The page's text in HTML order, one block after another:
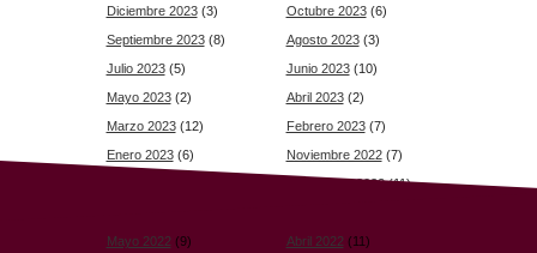
Diciembre 2023(3) Octubre 2023(6)
Septiembre 2023(8) Agosto 2023(3)
Julio 2023(5) Junio 2023(10)
Mayo 2023(2) Abril 2023(2)
Marzo 2023(12) Febrero 2023(7)
Enero 2023(6) Noviembre 2022(7)
Septiembre 2022(11)
Mayo 2022 (9) Abril 2022 (11)